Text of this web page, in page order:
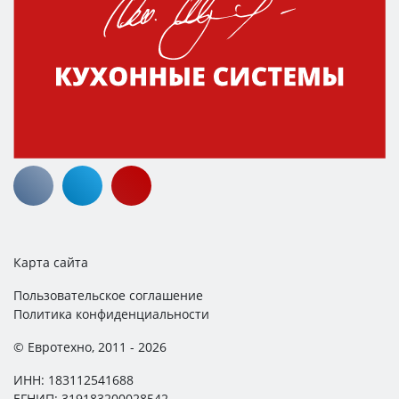
Карта сайта
Пользовательское соглашение
Политика конфиденциальности
© Евротехно, 2011 - 2026
ИНН: 183112541688